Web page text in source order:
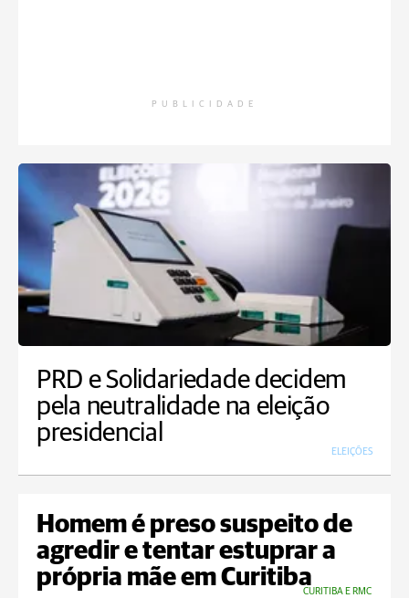
PUBLICIDADE
PRD e Solidariedade decidem
pela neutralidade na eleição
presidencial
ELEIÇÕES
Homem é preso suspeito de
agredir e tentar estuprar a
própria mãe em Curitiba
CURITIBA E RMC